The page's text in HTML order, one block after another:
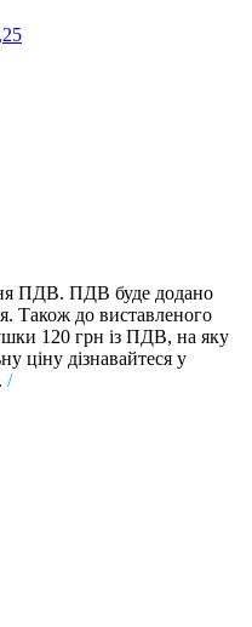
ПДВ. ПДВ буде додано
Також до виставленого
120 грн із ПДВ, на яку
ціну дізнавайтеся у
/